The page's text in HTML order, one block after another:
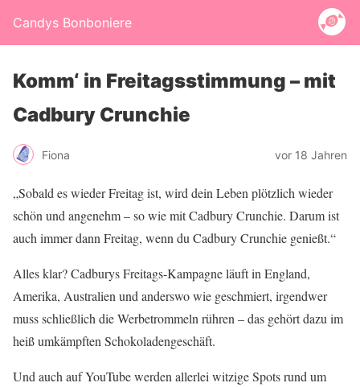
Candys Bonboniere
Komm‘ in Freitagsstimmung – mit
Cadbury Crunchie
Fiona vor 18 Jahren
„Sobald es wieder Freitag ist, wird dein Leben plötzlich wieder
schön und angenehm – so wie mit Cadbury Crunchie. Darum ist
auch immer dann Freitag, wenn du Cadbury Crunchie genießt.“
Alles klar? Cadburys Freitags-Kampagne läuft in England,
Amerika, Australien und anderswo wie geschmiert, irgendwer
muss schließlich die Werbetrommeln rühren – das gehört dazu im
heiß umkämpften Schokoladengeschäft.
Und auch auf YouTube werden allerlei witzige Spots rund um